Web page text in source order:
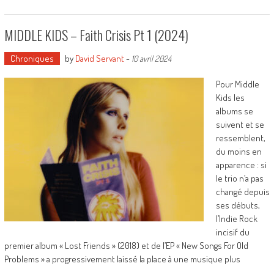
MIDDLE KIDS – Faith Crisis Pt 1 (2024)
Chroniques by David Servant- 10 avril 2024
Pour Middle
Kids les
albums se
suivent et se
ressemblent,
du moins en
apparence : si
le trio n’a pas
changé depuis
ses débuts,
l’Indie Rock
incisif du
premier album « Lost Friends » (2018) et de l’EP « New Songs For Old
Problems » a progressivement laissé la place à une musique plus